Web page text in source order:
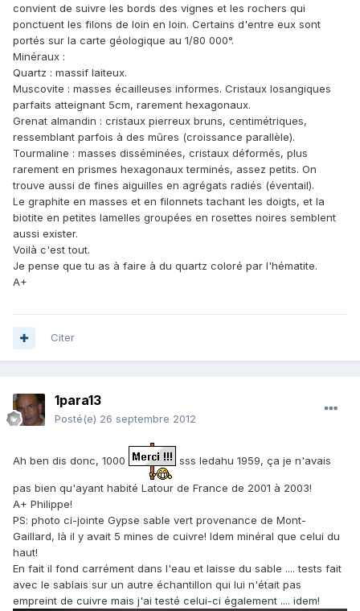
convient de suivre les bords des vignes et les rochers qui
ponctuent les filons de loin en loin. Certains d'entre eux sont
portés sur la carte géologique au 1/80 000°.
Minéraux :
Quartz : massif laiteux.
Muscovite : masses écailleuses informes. Cristaux losangiques
parfaits atteignant 5cm, rarement hexagonaux.
Grenat almandin : cristaux pierreux bruns, centimétriques,
ressemblant parfois à des mûres (croissance parallèle).
Tourmaline : masses disséminées, cristaux déformés, plus
rarement en prismes hexagonaux terminés, assez petits. On
trouve aussi de fines aiguilles en agrégats radiés (éventail).
Le graphite en masses et en filonnets tachant les doigts, et la
biotite en petites lamelles groupées en rosettes noires semblent
aussi exister.
Voilà c'est tout.
Je pense que tu as à faire à du quartz coloré par l'hématite.
A+
Citer
1para13
Posté(e) 26 septembre 2012
Ah ben dis donc, 1000 sss ledahu 1959, ça je n'avais
pas bien qu'ayant habité Latour de France de 2001 à 2003!
A+ Philippe!
PS: photo ci-jointe Gypse sable vert provenance de Mont-
Gaillard, là il y avait 5 mines de cuivre! Idem minéral que celui du
haut!
En fait il fond carrément dans l'eau et laisse du sable .... tests fait
avec le sablais sur un autre échantillon qui lui n'était pas
empreint de cuivre mais j'ai testé celui-ci également .... idem!